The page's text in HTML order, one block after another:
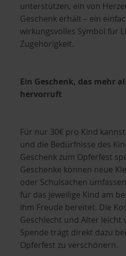
unterstützen, ein von
Geschenk erhält – ein
wirkungsvolles Symbol für
Zugehörigkeit.
Ein Geschenk, das mehr
hervorruft
Für nur 30€ pro Kind
und die Bedürfnisse des
Geschenk zum Opferfest
Geschenke können neue
oder Schulsachen
für das jeweilige Kind am
ihm Freude bereitet. Die
Geschlecht und Alter leicht
Spende trägt direkt dazu
Opferfest zu verschönern.